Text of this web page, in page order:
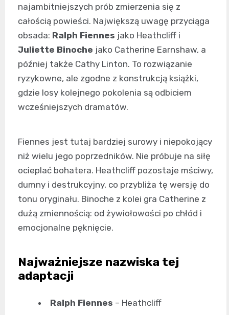
najambitniejszych prób zmierzenia się z
całością powieści. Największą uwagę przyciąga
obsada: Ralph Fiennes jako Heathcliff i
Juliette Binoche jako Catherine Earnshaw, a
później także Cathy Linton. To rozwiązanie
ryzykowne, ale zgodne z konstrukcją książki,
gdzie losy kolejnego pokolenia są odbiciem
wcześniejszych dramatów.
Fiennes jest tutaj bardziej surowy i niepokojący
niż wielu jego poprzedników. Nie próbuje na siłę
ocieplać bohatera. Heathcliff pozostaje mściwy,
dumny i destrukcyjny, co przybliża tę wersję do
tonu oryginału. Binoche z kolei gra Catherine z
dużą zmiennością: od żywiołowości po chłód i
emocjonalne pęknięcie.
Najważniejsze nazwiska tej
adaptacji
Ralph Fiennes – Heathcliff